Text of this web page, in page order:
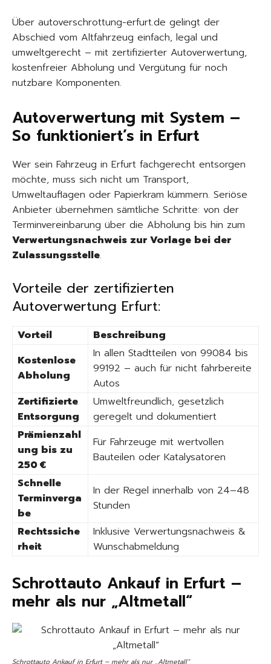
Über autoverschrottung-erfurt.de gelingt der
Abschied vom Altfahrzeug einfach, legal und
umweltgerecht – mit zertifizierter Autoverwertung,
kostenfreier Abholung und Vergütung für noch
nutzbare Komponenten.
Autoverwertung mit System –
So funktioniert’s in Erfurt
Wer sein Fahrzeug in Erfurt fachgerecht entsorgen
möchte, muss sich nicht um Transport,
Umweltauflagen oder Papierkram kümmern. Seriöse
Anbieter übernehmen sämtliche Schritte: von der
Terminvereinbarung über die Abholung bis hin zum
Verwertungsnachweis zur Vorlage bei der
Zulassungsstelle.
Vorteile der zertifizierten
Autoverwertung Erfurt:
Vorteil
Beschreibung
Kostenlose
Abholung
In allen Stadtteilen von 99084 bis
99192 – auch für nicht fahrbereite
Autos
Zertifizierte
Entsorgung
Umweltfreundlich, gesetzlich
geregelt und dokumentiert
Prämienzahl
ung bis zu
250 €
Für Fahrzeuge mit wertvollen
Bauteilen oder Katalysatoren
Schnelle
Terminverga
be
In der Regel innerhalb von 24–48
Stunden
Rechtssiche
rheit
Inklusive Verwertungsnachweis &
Wunschabmeldung
Schrottauto Ankauf in Erfurt –
mehr als nur „Altmetall“
Schrottauto Ankauf in Erfurt – mehr als nur „Altmetall“